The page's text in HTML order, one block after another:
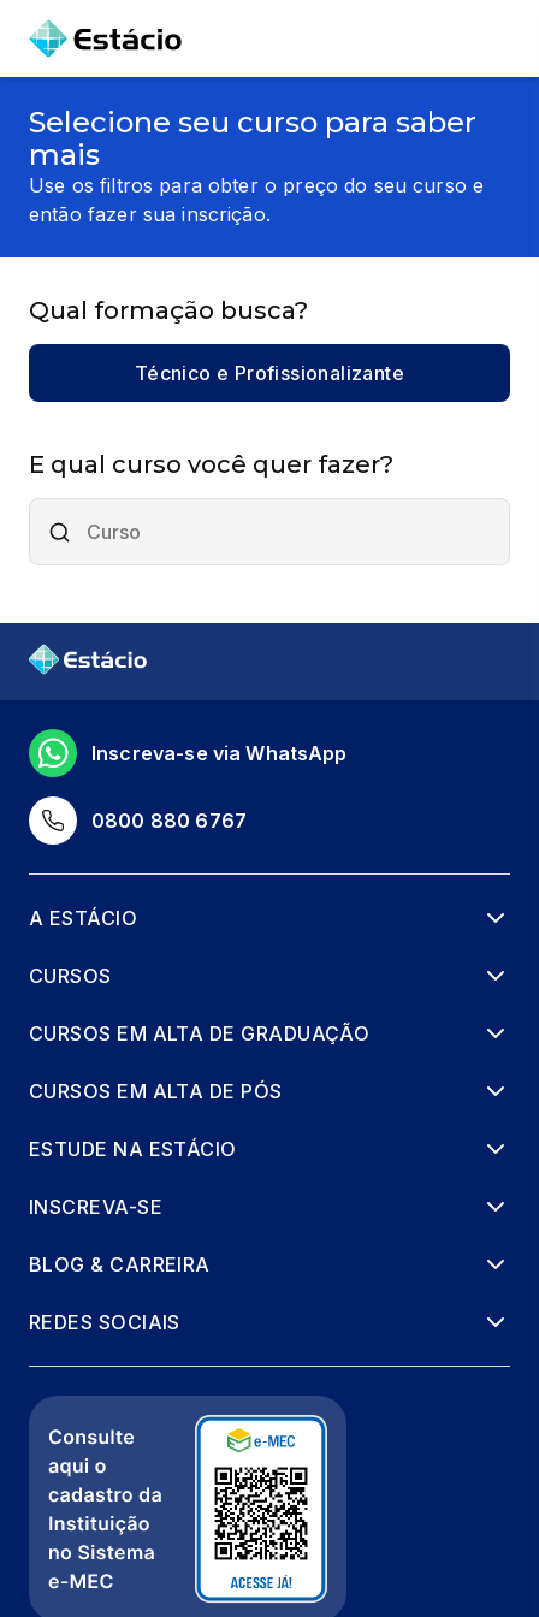
Selecione seu curso para saber
mais
Use os filtros para obter o preço do seu curso e
então fazer sua inscrição.
Qual formação busca?
Técnico e Profissionalizante
E qual curso você quer fazer?
0800 880 6767
Inscreva-se via WhatsApp
A ESTÁCIO
CURSOS
CURSOS EM ALTA DE GRADUAÇÃO
CURSOS EM ALTA DE PÓS
ESTUDE NA ESTÁCIO
INSCREVA-SE
BLOG & CARREIRA
REDES SOCIAIS